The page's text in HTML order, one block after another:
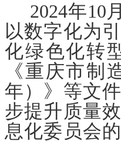
2024年10
以数字化为
化绿色化转
《重庆市制
年）》等文
步提升质量
息化委员会